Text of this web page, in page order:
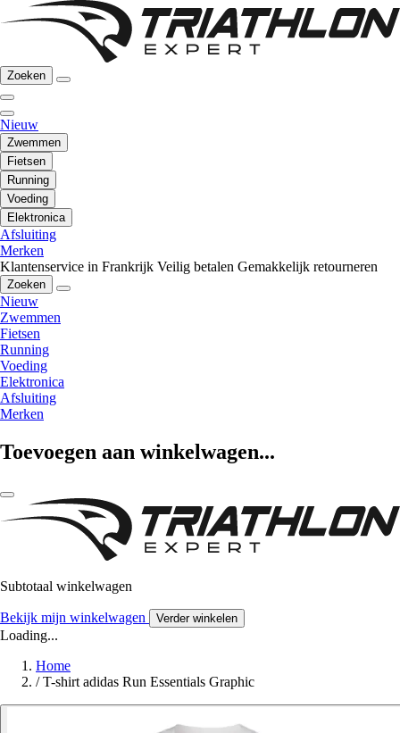
Zoeken
Nieuw
Zwemmen
Fietsen
Running
Voeding
Elektronica
Afsluiting
Merken
Klantenservice in Frankrijk Veilig betalen Gemakkelijk retourneren
Zoeken
Nieuw
Zwemmen
Fietsen
Running
Voeding
Elektronica
Afsluiting
Merken
Toevoegen aan winkelwagen...
Subtotaal winkelwagen
Bekijk mijn winkelwagen Verder winkelen
Loading...
Home
/ T-shirt adidas Run Essentials Graphic